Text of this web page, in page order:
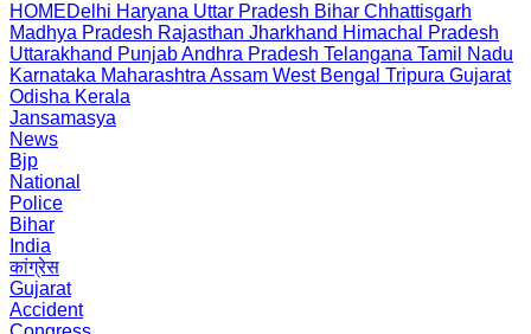
HOMEDelhi Haryana Uttar Pradesh Bihar Chhattisgarh
Madhya Pradesh Rajasthan Jharkhand Himachal Pradesh
Uttarakhand PunjabAndhra Pradesh Telangana Tamil Nadu
Karnataka Maharashtra Assam West Bengal Tripura Gujarat
Odisha Kerala
Jansamasya
News
Bjp
National
Police
Bihar
India
कांग्रेस
Gujarat
Accident